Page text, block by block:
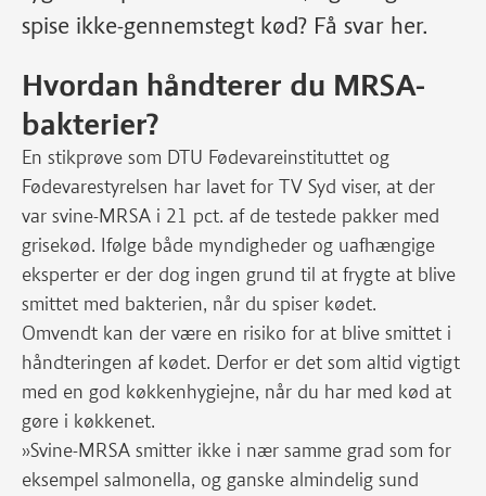
spise ikke-gennemstegt kød? Få svar her.
Hvordan håndterer du MRSA-
bakterier?
En stikprøve som DTU Fødevareinstituttet og
Fødevarestyrelsen har lavet for TV Syd viser, at der
var svine-MRSA i 21 pct. af de testede pakker med
grisekød. Ifølge både myndigheder og uafhængige
eksperter er der dog ingen grund til at frygte at blive
smittet med bakterien, når du spiser kødet.
Omvendt kan der være en risiko for at blive smittet i
håndteringen af kødet. Derfor er det som altid vigtigt
med en god køkkenhygiejne, når du har med kød at
gøre i køkkenet.
»Svine-MRSA smitter ikke i nær samme grad som for
eksempel salmonella, og ganske almindelig sund